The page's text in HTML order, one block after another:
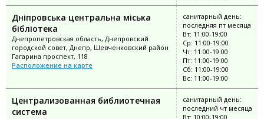
Дніпровська центральна міська
бібліотека
Днепропетровская область, Днепровский
городской совет, Днепр, Шевченковский район
Гагарина проспект, 118
Расположение на карте
санитарный день:
последняя пт месяца
Вт: 11:00-19:00
Ср: 11:00-19:00
Чт: 11:00-19:00
Пт: 11:00-19:00
Сб: 11:00-19:00
Вс: 11:00-19:00
Централизованная библиотечная
система
санитарный день:
последний чт месяца
Вт: 10:00-19:00